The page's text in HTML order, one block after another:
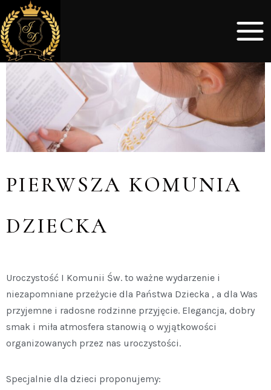
PIERWSZA KOMUNIA
DZIECKA
Uroczystość I Komunii Św. to ważne wydarzenie i
niezapomniane przeżycie dla Państwa Dziecka , a dla Was
przyjemne i radosne rodzinne przyjęcie. Elegancja, dobry
smak i miła atmosfera stanowią o wyjątkowości
organizowanych przez nas uroczystości.
Specjalnie dla dzieci proponujemy: